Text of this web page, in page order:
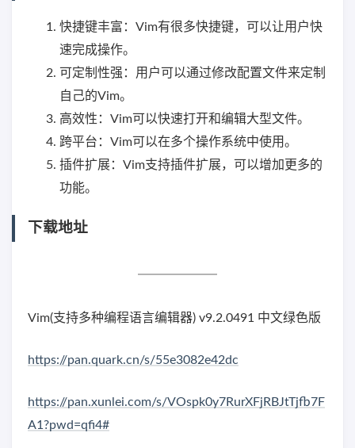
快捷键丰富：Vim有很多快捷键，可以让用户快
速完成操作。
可定制性强：用户可以通过修改配置文件来定制
自己的Vim。
高效性：Vim可以快速打开和编辑大型文件。
跨平台：Vim可以在多个操作系统中使用。
插件扩展：Vim支持插件扩展，可以增加更多的
功能。
下载地址
Vim(支持多种编程语言编辑器) v9.2.0491 中文绿色版
https://pan.quark.cn/s/55e3082e42dc
https://pan.xunlei.com/s/VOspk0y7RurXFjRBJtTjfb7F
A1?pwd=qfi4#